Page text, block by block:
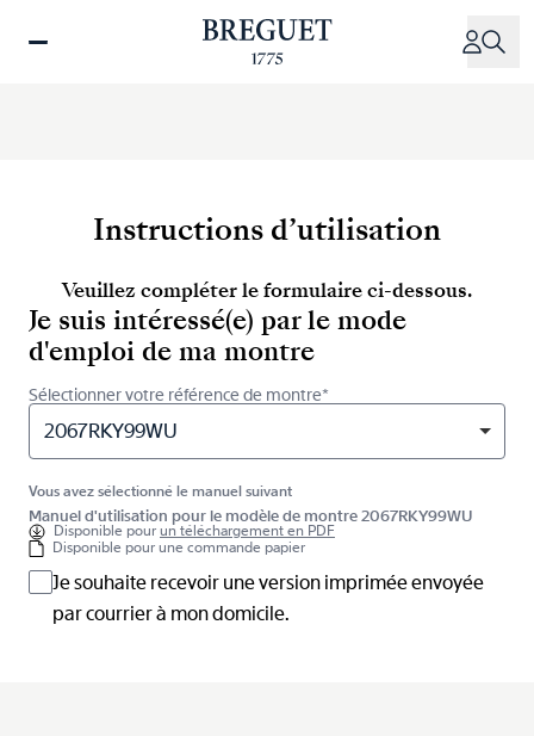
Instructions d’utilisation
Veuillez compléter le formulaire ci-dessous.
Je suis intéressé(e) par le mode
d'emploi de ma montre
Sélectionner votre référence de montre*
2067RKY99WU
Vous avez sélectionné le manuel suivant
Manuel d'utilisation pour le modèle de montre 2067RKY99WU
Disponible pourun téléchargement en PDF
Disponible pour une commande papier
Je souhaite recevoir une version imprimée envoyée
par courrier à mon domicile.